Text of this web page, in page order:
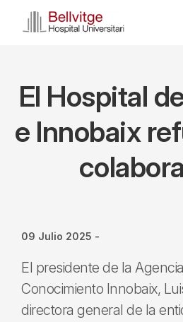
El Hospital
e Innobaix
09 Julio 2025 -
El presidente de la
Conocimiento Innobaix,
directora general de la